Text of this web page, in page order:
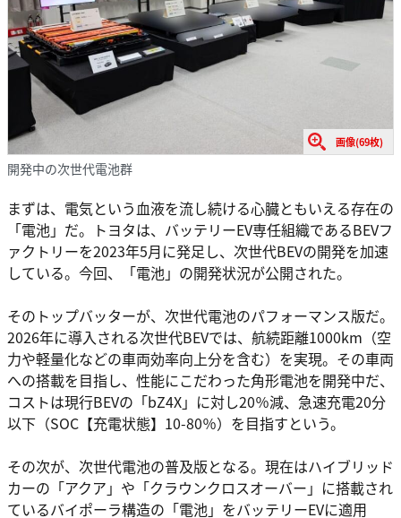
画像(69枚)
開発中の次世代電池群
まずは、電気という血液を流し続ける心臓ともいえる存在の
「電池」だ。トヨタは、バッテリーEV専任組織であるBEVフ
ァクトリーを2023年5月に発足し、次世代BEVの開発を加速
している。今回、「電池」の開発状況が公開された。
そのトップバッターが、次世代電池のパフォーマンス版だ。
2026年に導入される次世代BEVでは、航続距離1000km（空
力や軽量化などの車両効率向上分を含む）を実現。その車両
への搭載を目指し、性能にこだわった角形電池を開発中だ、
コストは現行BEVの「bZ4X」に対し20％減、急速充電20分
以下（SOC【充電状態】10-80％）を目指すという。
その次が、次世代電池の普及版となる。現在はハイブリッド
カーの「アクア」や「クラウンクロスオーバー」に搭載され
ているバイポーラ構造の「電池」をバッテリーEVに適用